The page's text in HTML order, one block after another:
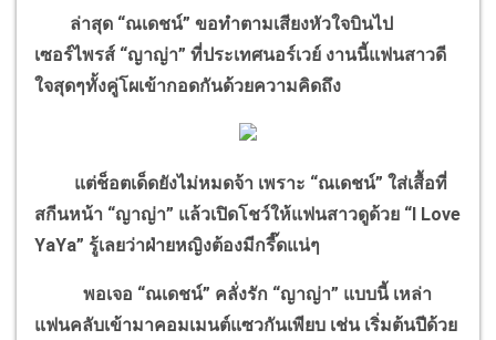
ล่าสุด “ณเดชน์” ขอทำตามเสียงหัวใจบินไป
เซอร์ไพรส์ “ญาญ่า” ที่ประเทศนอร์เวย์ งานนี้แฟนสาวดี
ใจสุดๆทั้งคู่โผเข้ากอดกันด้วยความคิดถึง
แต่ช็อตเด็ดยังไม่หมดจ้า เพราะ “ณเดชน์” ใส่เสื้อที่
สกีนหน้า “ญาญ่า” แล้วเปิดโชว์ให้แฟนสาวดูด้วย “I Love
YaYa” รู้เลยว่าฝ่ายหญิงต้องมีกรี๊ดแน่ๆ
พอเจอ “ณเดชน์” คลั่งรัก “ญาญ่า” แบบนี้ เหล่า
แฟนคลับเข้ามาคอมเมนต์แซวกันเพียบ เช่น เริ่มต้นปีด้วย